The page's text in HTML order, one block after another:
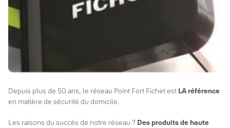
Depuis plus de 50 ans, le réseau Point Fort Fichet est LA référence
en matière de sécurité du domicile.
Les raisons du succès de notre réseau ? Des produits de haute